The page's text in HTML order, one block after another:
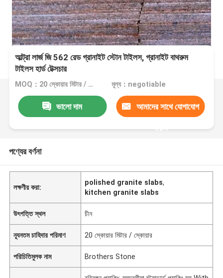
আল্ট্রা লার্জ জি 562 রেড গ্রানাইট স্টোন টাইলস, গ্রানাইট বাথরুম
টাইলস হার্ড টেক্সচার
MOQ：20 স্কোয়ার মিটার / স্কোয়ার মূল্য：negotiable
ভালো দাম আমাদের সাথে যোগাযোগ
করুন
পণ্যের বর্ণনা
লক্ষণীয় করা:
polished granite slabs,
kitchen granite slabs
উৎপত্তি স্থল চীন
ন্যূনতম চাহিদার পরিমাণ 20 স্কোয়ার মিটার / স্কোয়ার
পরিচিতিমুলক নাম Brothers Stone